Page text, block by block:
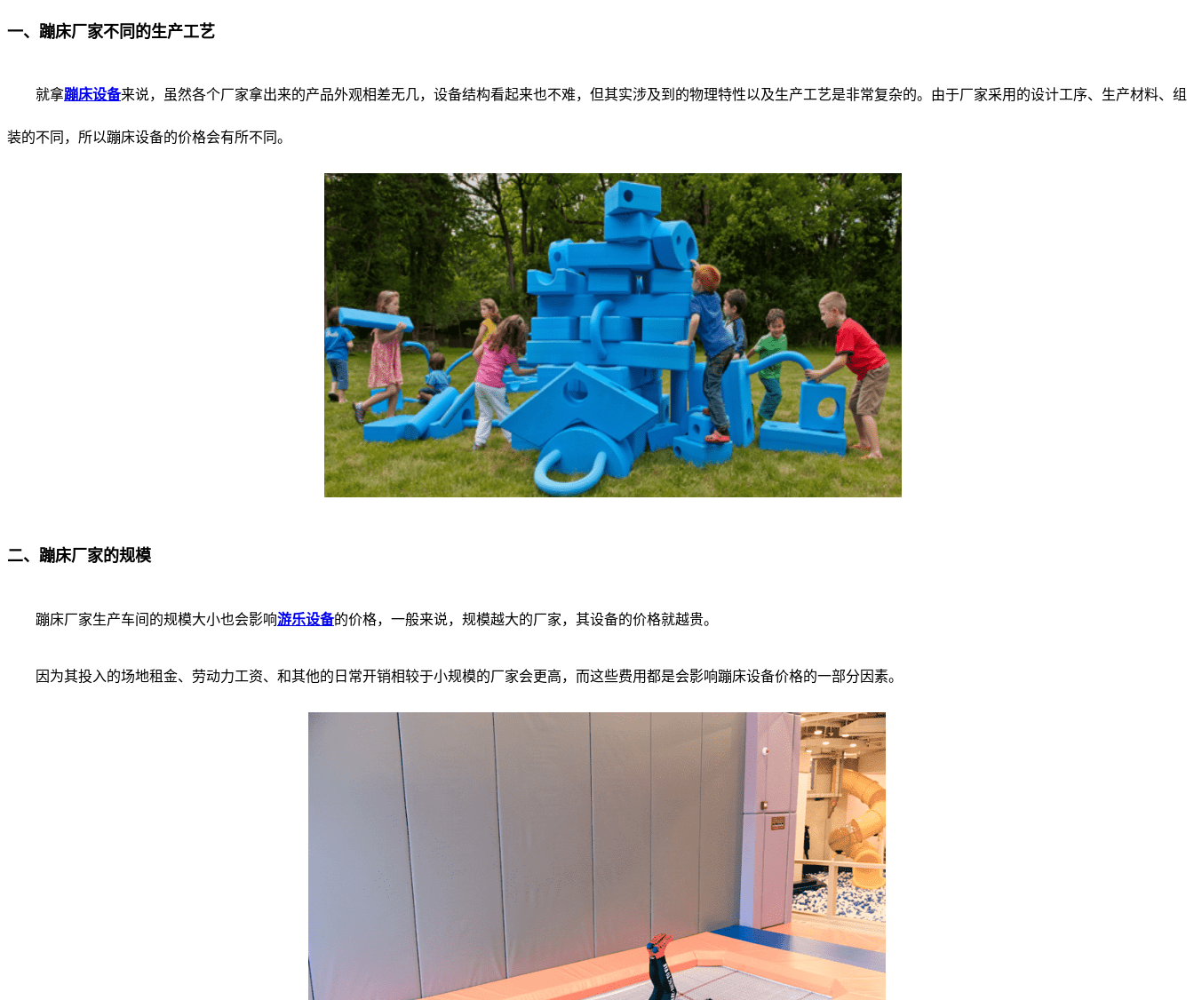
一、蹦床厂家不同的生产工艺
就拿蹦床设备来说，虽然各个厂家拿出来的产品外观相差无几，设备结构看起来也不难，但其实涉及到的物理特性以及生产工艺是非常复杂的。由于厂家采用的设计工序、生产材料、组
装的不同，所以蹦床设备的价格会有所不同。
二、蹦床厂家的规模
蹦床厂家生产车间的规模大小也会影响游乐设备的价格，一般来说，规模越大的厂家，其设备的价格就越贵。
因为其投入的场地租金、劳动力工资、和其他的日常开销相较于小规模的厂家会更高，而这些费用都是会影响蹦床设备价格的一部分因素。